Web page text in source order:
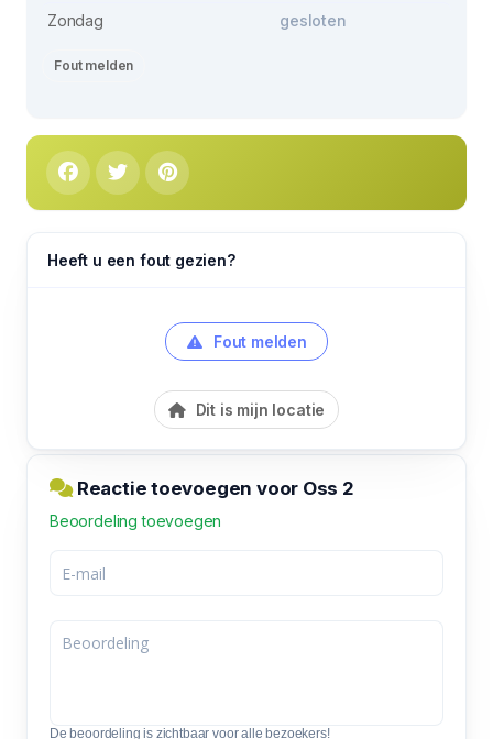
Zondag
gesloten
Fout melden
Heeft u een fout gezien?
Fout melden
Dit is mijn locatie
Reactie toevoegen voor Oss 2
Beoordeling toevoegen
De beoordeling is zichtbaar voor alle bezoekers!